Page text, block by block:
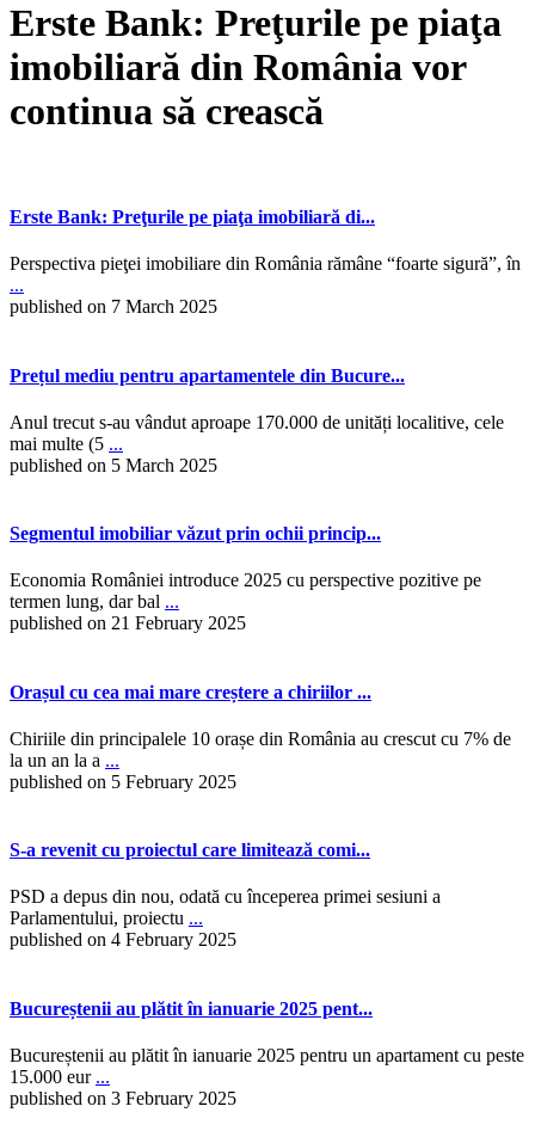
Erste Bank: Preţurile pe piaţa
imobiliară din România vor
continua să crească
Erste Bank: Preţurile pe piaţa imobiliară di...
Perspectiva pieţei imobiliare din România rămâne “foarte sigură”, în
...
published on 7 March 2025
Prețul mediu pentru apartamentele din Bucure...
Anul trecut s-au vândut aproape 170.000 de unități localitive, cele
mai multe (5 ...
published on 5 March 2025
Segmentul imobiliar văzut prin ochii princip...
Economia României introduce 2025 cu perspective pozitive pe
termen lung, dar bal ...
published on 21 February 2025
Orașul cu cea mai mare creștere a chiriilor ...
Chiriile din principalele 10 orașe din România au crescut cu 7% de
la un an la a ...
published on 5 February 2025
S-a revenit cu proiectul care limitează comi...
PSD a depus din nou, odată cu începerea primei sesiuni a
Parlamentului, proiectu ...
published on 4 February 2025
Bucureștenii au plătit în ianuarie 2025 pent...
Bucureștenii au plătit în ianuarie 2025 pentru un apartament cu peste
15.000 eur ...
published on 3 February 2025